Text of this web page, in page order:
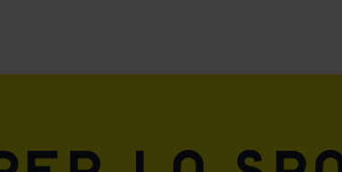
personalized advertising across various platforms.